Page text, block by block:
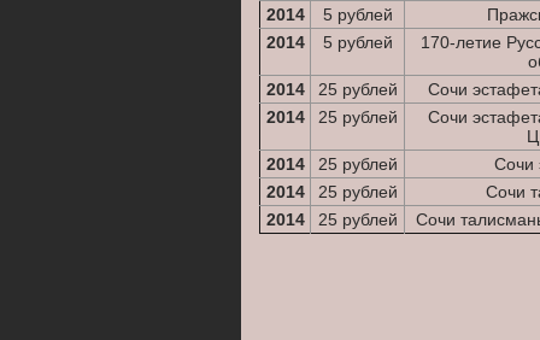
2014
5 рублей
2014
5 рублей
170-летие
2014
25 рублей
Сочи
2014
25 рублей
Сочи
2014
25 рублей
Сочи
2014
25 рублей
Сочи
2014
25 рублей Сочи